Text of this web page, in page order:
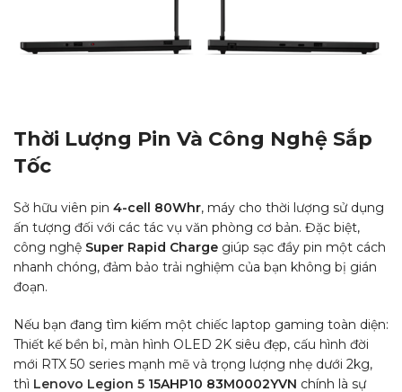
Thời Lượng Pin Và Công Nghệ Sắp
Tốc
Sở hữu viên pin 4-cell 80Whr, máy cho thời lượng sử dụng
ấn tượng đối với các tác vụ văn phòng cơ bản. Đặc biệt,
công nghệ Super Rapid Charge giúp sạc đầy pin một cách
nhanh chóng, đảm bảo trải nghiệm của bạn không bị gián
đoạn.
Nếu bạn đang tìm kiếm một chiếc laptop gaming toàn diện:
Thiết kế bền bỉ, màn hình OLED 2K siêu đẹp, cấu hình đời
mới RTX 50 series mạnh mẽ và trọng lượng nhẹ dưới 2kg,
thì Lenovo Legion 5 15AHP10 83M0002YVN chính là sự